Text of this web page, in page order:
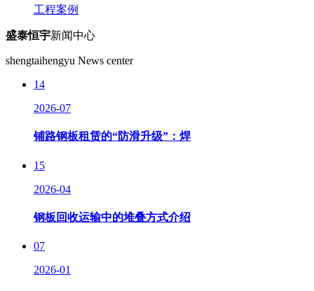
工程案例
盛泰恒宇新闻中心
shengtaihengyu News center
14
2026-07
铺路钢板租赁的“防滑升级”：焊
15
2026-04
钢板回收运输中的堆叠方式介绍
07
2026-01